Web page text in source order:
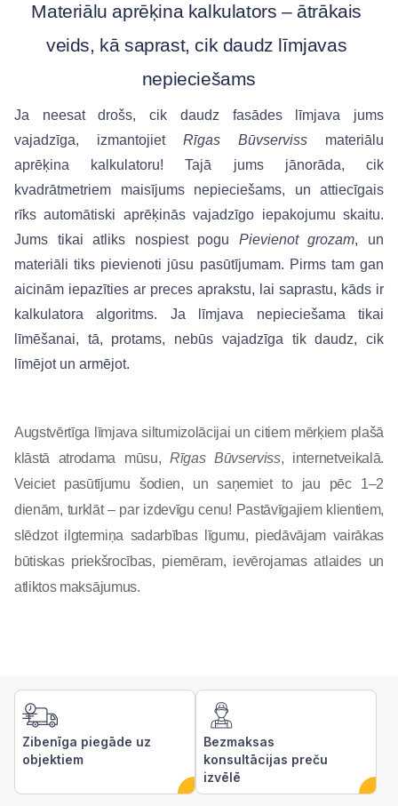
Materiālu aprēķina kalkulators – ātrākais
veids, kā saprast, cik daudz līmjavas
nepieciešams
Ja neesat drošs, cik daudz fasādes līmjava jums
vajadzīga, izmantojiet Rīgas Būvserviss materiālu
aprēķina kalkulatoru! Tajā jums jānorāda, cik
kvadrātmetriem maisījums nepieciešams, un attiecīgais
rīks automātiski aprēķinās vajadzīgo iepakojumu skaitu.
Jums tikai atliks nospiest pogu Pievienot grozam, un
materiāli tiks pievienoti jūsu pasūtījumam. Pirms tam gan
aicinām iepazīties ar preces aprakstu, lai saprastu, kāds ir
kalkulatora algoritms. Ja līmjava nepieciešama tikai
līmēšanai, tā, protams, nebūs vajadzīga tik daudz, cik
līmējot un armējot.
Augstvērtīga līmjava siltumizolācijai un citiem mērķiem plašā
klāstā atrodama mūsu, Rīgas Būvserviss, internetveikalā.
Veiciet pasūtījumu šodien, un saņemiet to jau pēc 1–2
dienām, turklāt – par izdevīgu cenu! Pastāvīgajiem klientiem,
slēdzot ilgtermiņa sadarbības līgumu, piedāvājam vairākas
būtiskas priekšrocības, piemēram, ievērojamas atlaides un
atliktos maksājumus.
Zibenīga piegāde uz
objektiem
Bezmaksas
konsultācijas preču
izvēlē